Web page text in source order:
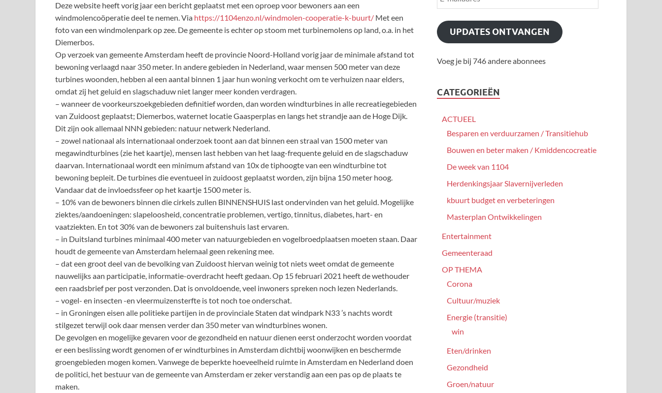
Deze website heeft vorig jaar een bericht geplaatst met een oproep voor bewoners aan een
windmolencoöperatie deel te nemen. Via https://1104enzo.nl/windmolen-cooperatie-k-buurt/ Met een
foto van een windmolenpark op zee. De gemeente is echter op stoom met turbinemolens op land, o.a. in het
Diemerbos.
Op verzoek van gemeente Amsterdam heeft de provincie Noord-Holland vorig jaar de minimale afstand tot
bewoning verlaagd naar 350 meter. In andere gebieden in Nederland, waar mensen 500 meter van deze
turbines woonden, hebben al een aantal binnen 1 jaar hun woning verkocht om te verhuizen naar elders,
omdat zij het geluid en slagschaduw niet langer meer konden verdragen.
– wanneer de voorkeurszoekgebieden definitief worden, dan worden windturbines in alle recreatiegebieden
van Zuidoost geplaatst; Diemerbos, waternet locatie Gaasperplas en langs het strandje aan de Hoge Dijk.
Dit zijn ook allemaal NNN gebieden: natuur netwerk Nederland.
– zowel nationaal als internationaal onderzoek toont aan dat binnen een straal van 1500 meter van
megawindturbines (zie het kaartje), mensen last hebben van het laag-frequente geluid en de slagschaduw
daarvan. Internationaal wordt een minimum afstand van 10x de tiphoogte van een windturbine tot
bewoning bepleit. De turbines die eventueel in zuidoost geplaatst worden, zijn bijna 150 meter hoog.
Vandaar dat de invloedssfeer op het kaartje 1500 meter is.
– 10% van de bewoners binnen die cirkels zullen BINNENSHUIS last ondervinden van het geluid. Mogelijke
ziektes/aandoeningen: slapeloosheid, concentratie problemen, vertigo, tinnitus, diabetes, hart- en
vaatziekten. En tot 30% van de bewoners zal buitenshuis last ervaren.
– in Duitsland turbines minimaal 400 meter van natuurgebieden en vogelbroedplaatsen moeten staan. Daar
houdt de gemeente van Amsterdam helemaal geen rekening mee.
– dat een groot deel van de bevolking van Zuidoost hiervan weinig tot niets weet omdat de gemeente
nauwelijks aan participatie, informatie-overdracht heeft gedaan. Op 15 februari 2021 heeft de wethouder
een raadsbrief per post verzonden. Dat is onvoldoende, veel inwoners spreken noch lezen Nederlands.
– vogel- en insecten -en vleermuizensterfte is tot noch toe onderschat.
– in Groningen eisen alle politieke partijen in de provinciale Staten dat windpark N33 ’s nachts wordt
stilgezet terwijl ook daar mensen verder dan 350 meter van windturbines wonen.
De gevolgen en mogelijke gevaren voor de gezondheid en natuur dienen eerst onderzocht worden voordat
er een beslissing wordt genomen of er windturbines in Amsterdam dichtbij woonwijken en beschermde
groengebieden mogen komen. Vanwege de beperkte hoeveelheid ruimte in Amsterdam en Nederland doen
de politici, het bestuur van de gemeente van Amsterdam er zeker verstandig aan een pas op de plaats te
maken.
UPDATES ONTVANGEN
Voeg je bij 746 andere abonnees
CATEGORIEËN
ACTUEEL
Besparen en verduurzamen / Transitiehub
Bouwen en beter maken / Kmiddencocreatie
De week van 1104
Herdenkingsjaar Slavernijverleden
kbuurt budget en verbeteringen
Masterplan Ontwikkelingen
Entertainment
Gemeenteraad
OP THEMA
Corona
Cultuur/muziek
Energie (transitie)
win
Eten/drinken
Gezondheid
Groen/natuur